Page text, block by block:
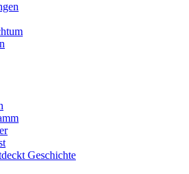
Geschichte